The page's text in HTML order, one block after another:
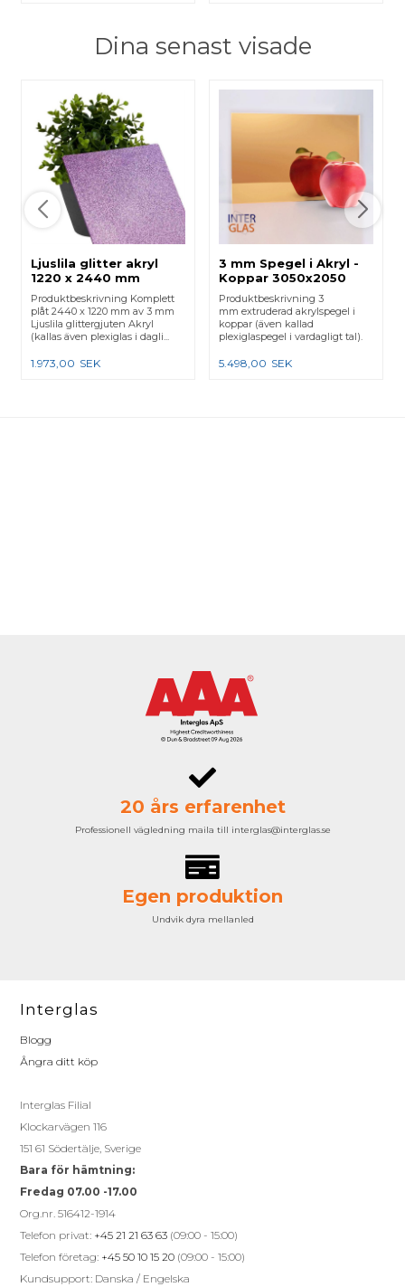
Dina senast visade
Ljuslila glitter akryl
1220 x 2440 mm
Produktbeskrivning Komplett
plåt 2440 x 1220 mm av 3 mm
Ljuslila glittergjuten Akryl
(kallas även plexiglas i dagli...
1.973,00 SEK
3 mm Spegel i Akryl -
Koppar 3050x2050
mm
Produktbeskrivning 3
mm extruderad akrylspegel i
koppar (även kallad
plexiglaspegel i vardagligt tal).
5.498,00 SEK
20 års erfarenhet
Professionell vägledning maila till interglas@interglas.se
Egen produktion
Undvik dyra mellanled
Interglas
Blogg
Ångra ditt köp
Interglas Filial
Klockarvägen 116
151 61 Södertälje, Sverige
Bara för hämtning:
Fredag 07.00 -17.00
Org.nr. 516412-1914
Telefon privat: +45 21 21 63 63 (09:00 - 15:00)
Telefon företag: +45 50 10 15 20 (09:00 - 15:00)
Kundsupport: Danska / Engelska